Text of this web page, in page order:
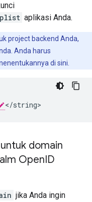
aplikasi Anda.
project backend Anda,
Anda harus
di sini.
</string>
domain
OpenID
jika Anda ingin